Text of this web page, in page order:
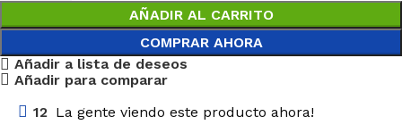
AÑADIR AL CARRITO
COMPRAR AHORA
Añadir a lista de deseos
Añadir para comparar
12 La gente viendo este producto ahora!